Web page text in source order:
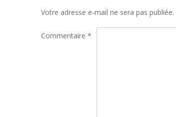
Votre adresse e-mail ne sera pas publiée.
Commentaire *